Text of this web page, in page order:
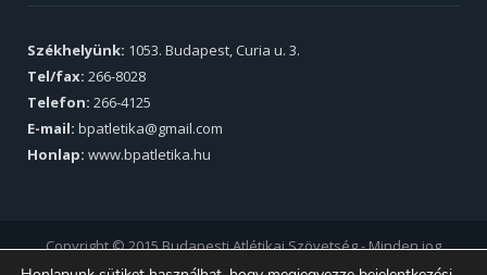
Székhelyünk: 1053. Budapest, Curia u. 3.
Tel/fax: 266-8028
Telefon: 266-4125
E-mail: bpatletika@gmail.com
Honlap: www.bpatletika.hu
Copyright © 2015 Budapesti Atlétikai Szövetség - Minden jog
fenntartva.